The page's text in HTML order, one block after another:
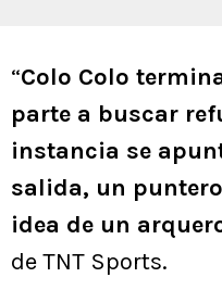
“Colo Colo
parte a buscar
instancia se
salida, un
idea de un
de TNT Sports.